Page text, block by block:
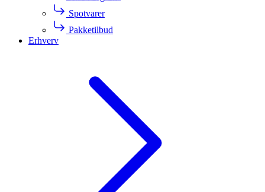
Spotvarer
Pakketilbud
Erhverv